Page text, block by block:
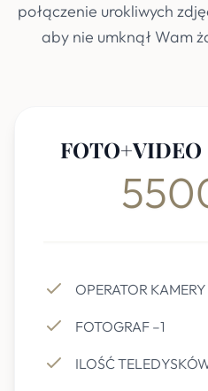
połączenie urokliwych
aby nie umknął Wam
FOTO+VIDEO
OPERATOR KAMERY
FOTOGRAF –1
ILOŚĆ